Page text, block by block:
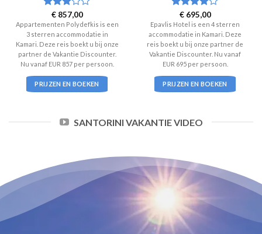
Waardering
3uit 5
€857,00
Appartementen Polydefkis is een
3 sterren accommodatie in
Kamari. Deze reis boekt u bij onze
partner de Vakantie Discounter.
Nu vanaf EUR 857 per persoon.
PRIJZEN EN BOEKEN
Waardering
4uit 5
€695,00
Epavlis Hotel is een 4 sterren
accommodatie in Kamari. Deze
reis boekt u bij onze partner de
Vakantie Discounter. Nu vanaf
EUR 695 per persoon.
PRIJZEN EN BOEKEN
SANTORINI VAKANTIE VIDEO